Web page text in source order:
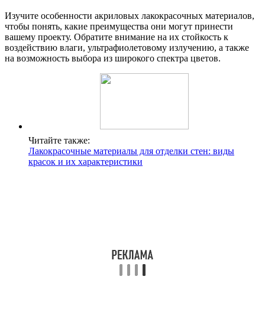
Изучите особенности акриловых лакокрасочных материалов,
чтобы понять, какие преимущества они могут принести
вашему проекту. Обратите внимание на их стойкость к
воздействию влаги, ультрафиолетовому излучению, а также
на возможность выбора из широкого спектра цветов.
Читайте также:
Лакокрасочные материалы для отделки стен: виды
красок и их характеристики